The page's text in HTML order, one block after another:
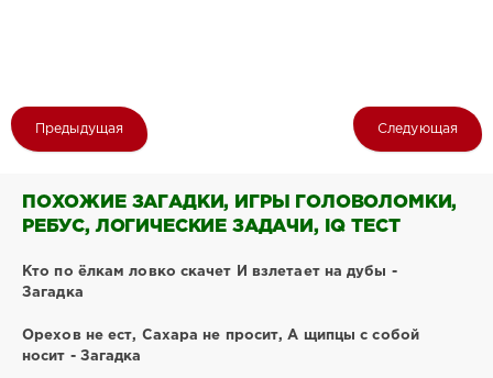
Предыдущая Следующая
ПОХОЖИЕ ЗАГАДКИ, ИГРЫ ГОЛОВОЛОМКИ,
РЕБУС, ЛОГИЧЕСКИЕ ЗАДАЧИ, IQ ТЕСТ
Кто по ёлкам ловко скачет И взлетает на дубы -
Загадка
Орехов не ест, Сахара не просит, А щипцы с собой
носит - Загадка